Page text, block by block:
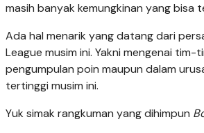
masih banyak kemungkinan yang bisa
Ada hal menarik yang datang dari
League musim ini. Yakni mengenai
pengumpulan poin maupun dalam
tertinggi musim ini.
Yuk simak rangkuman yang dihimpun